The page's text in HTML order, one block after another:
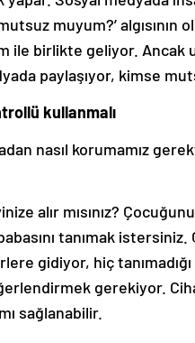
muyum?’
ile birlikte geliyor. Ancak
paylaşıyor, kimse
kullanmalı
nasıl korumamız
alır mısınız?
tanımak
gidiyor, hiç
gerekiyor.
sağlanabilir.